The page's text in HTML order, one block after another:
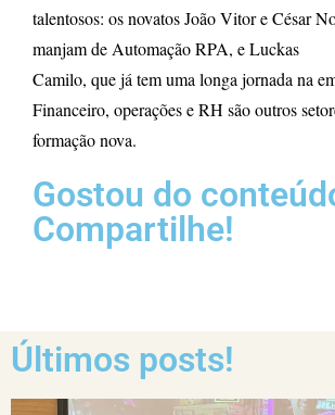
talentosos: os novatos João Vitor e César
manjam de Automação RPA, e Luckas
Camilo, que já tem uma longa jornada na
Financeiro, operações e RH são outros
formação nova.
Gostou do
Compartilhe!
Últimos posts!